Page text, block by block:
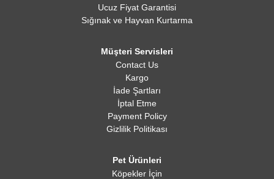
Ucuz Fiyat Garantisi
Sığınak ve Hayvan Kurtarma
Müşteri Servisleri
Contact Us
Kargo
İade Şartları
İptal Etme
Payment Policy
Gizlilik Politikası
Pet Ürünleri
Köpekler İçin